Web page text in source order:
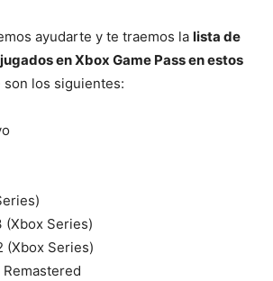
ayudarte y te traemos la lista de
en Xbox Game Pass en estos
son los siguientes:
(Xbox Series)
(Xbox Series)